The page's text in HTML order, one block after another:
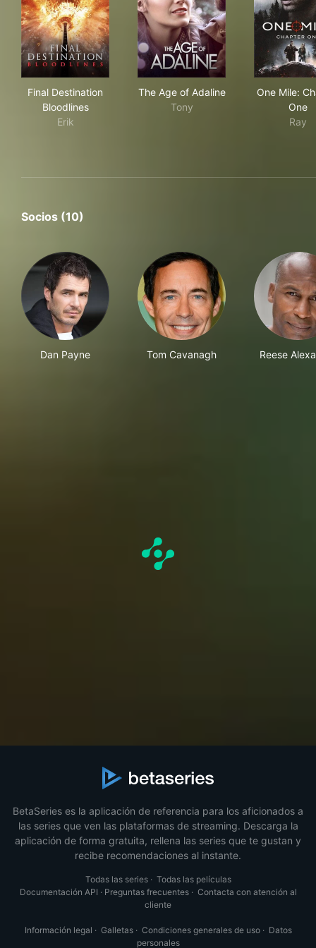
Final Destination
Bloodlines
Erik
The Age of Adaline
Tony
One Mile:
One
Ray
Socios (10)
Dan Payne Tom Cavanagh Reese
BetaSeries es la aplicación de referencia para los aficionados a
las series que ven las plataformas de streaming. Descarga la
aplicación de forma gratuita, rellena las series que te gustan y
recibe recomendaciones al instante.
Todas las series· Todas las películas
Documentación API · Preguntas frecuentes· Contacta con atención al
cliente
Información legal · Galletas· Condiciones generales de uso· Datos
personales